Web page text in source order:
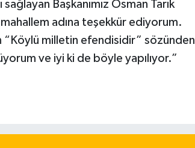
Başkanımız Osman Tarık
adına teşekkür ediyorum.
“Köylü milletin efendisidir” sözünden
ve iyi ki de böyle yapılıyor.”